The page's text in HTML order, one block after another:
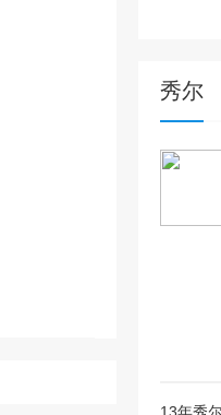
秀尔
上传视频最多10个，